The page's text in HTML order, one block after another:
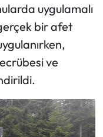
uygulamalı
bir afet
ve